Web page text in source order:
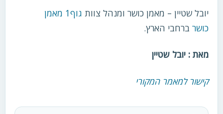
יובל שטיין – מאמן כושר ומנהל צוות
גוף1 מאמן
כושר ברחבי הארץ.
מאת : יובל שטיין
קישור למאמר המקורי